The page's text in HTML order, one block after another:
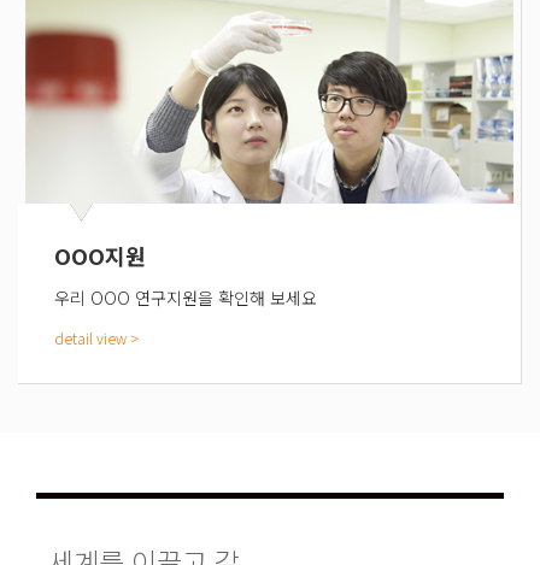
OOO지원
우리 OOO 연구지원을 확인해 보세요